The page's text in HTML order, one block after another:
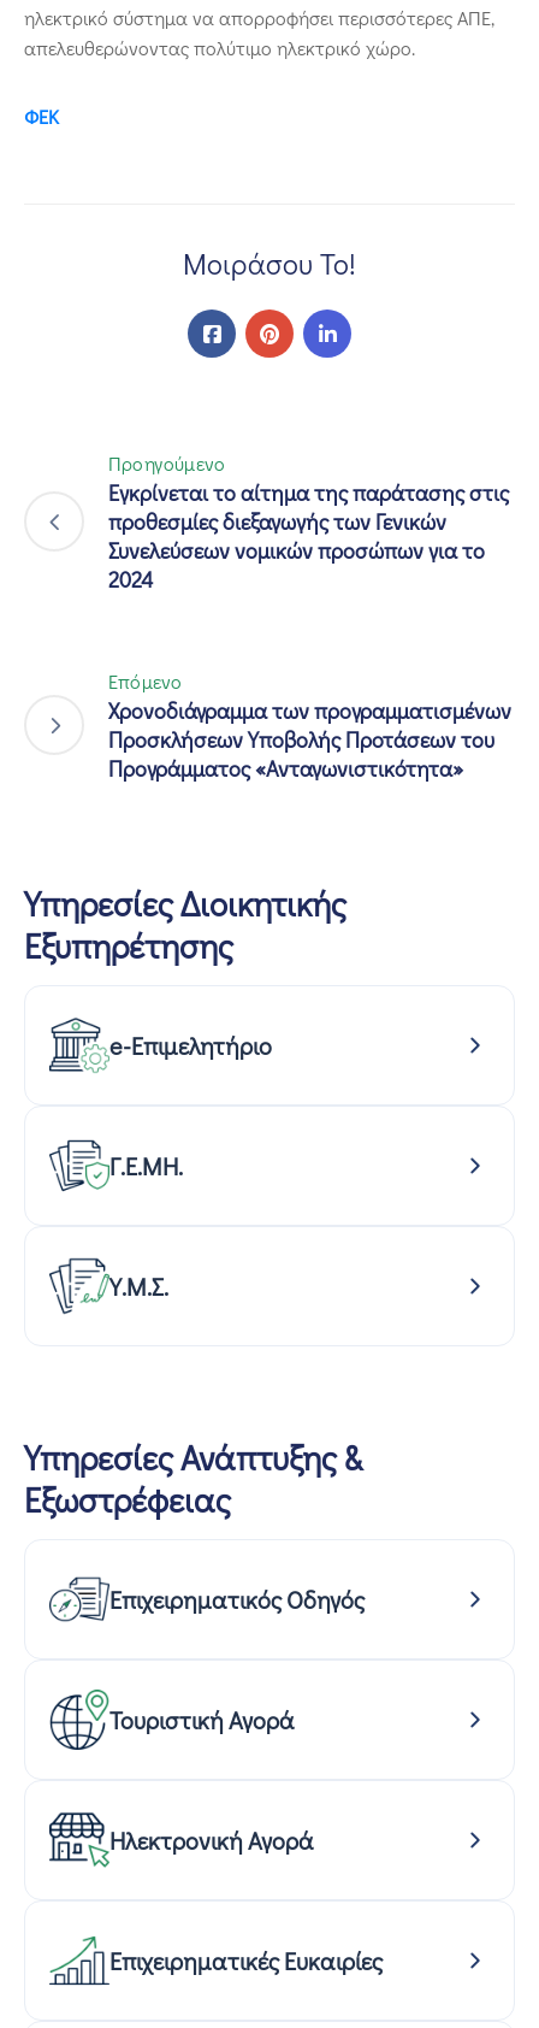
ηλεκτρικό σύστημα να απορροφήσει περισσότερες ΑΠΕ,
απελευθερώνοντας πολύτιμο ηλεκτρικό χώρο.
ΦΕΚ
Μοιράσου Το!
Προηγούμενο
Εγκρίνεται το αίτημα της παράτασης στις
προθεσμίες διεξαγωγής των Γενικών
Συνελεύσεων νομικών προσώπων για το
2024
Επόμενο
Χρονοδιάγραμμα των προγραμματισμένων
Προσκλήσεων Υποβολής Προτάσεων του
Προγράμματος «Ανταγωνιστικότητα»
Υπηρεσίες Διοικητικής
Εξυπηρέτησης
e-Επιμελητήριο
Γ.Ε.ΜΗ.
Υ.Μ.Σ.
Υπηρεσίες Ανάπτυξης &
Εξωστρέφειας
Επιχειρηματικός Οδηγός
Τουριστική Αγορά
Ηλεκτρονική Αγορά
Επιχειρηματικές Ευκαιρίες